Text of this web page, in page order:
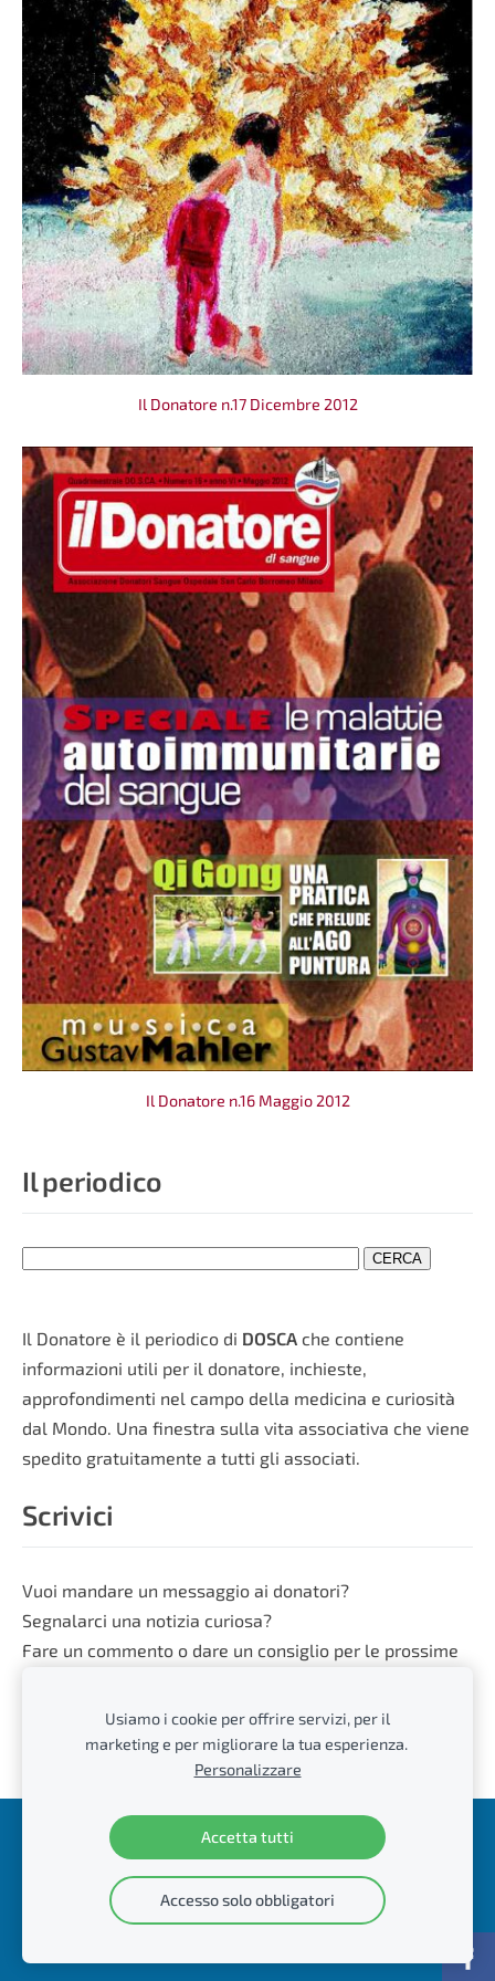
Il periodico
Il Donatore è il periodico di DOSCA che contiene
informazioni utili per il donatore, inchieste,
approfondimenti nel campo della medicina e curiosità
dal Mondo. Una finestra sulla vita associativa che viene
spedito gratuitamente a tutti gli associati.
Scrivici
Vuoi mandare un messaggio ai donatori?
Segnalarci una notizia curiosa?
Fare un commento o dare un consiglio per le prossime
Scrivi alla redazione di Dosca:
info@doscasancarlo.it
Il Donatore n.17 Dicembre 2012
Il Donatore n.16 Maggio 2012
Cookie
sito realizzato daMacoweb.
Privacy Policy e Informativa Cookie
Usiamo i cookie per offrire servizi, per il
marketing e per migliorare la tua esperienza.
Personalizzare
Accetta tutti
Accesso solo obbligatori